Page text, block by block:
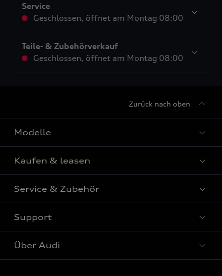
Service
Geschlossen, öffnet am Montag 08:00
Teile- & Zubehörverkauf
Geschlossen, öffnet am Montag 08:00
Zurück nach oben
Modelle
Alle Modelle
Modelle vergleichen
Elektromodelle
Plug-in-Hybride
Kaufen & leasen
Neuwagensuche
Gebrauchtwagensuche
Gebrauchtwagen
Service & Zubehör
Saisonale Angebote
Audi Services
Garantie
Support
Kundenservice
Über Audi